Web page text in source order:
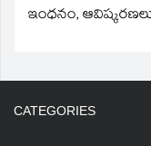
ఇంధనం,
CATEGORIES